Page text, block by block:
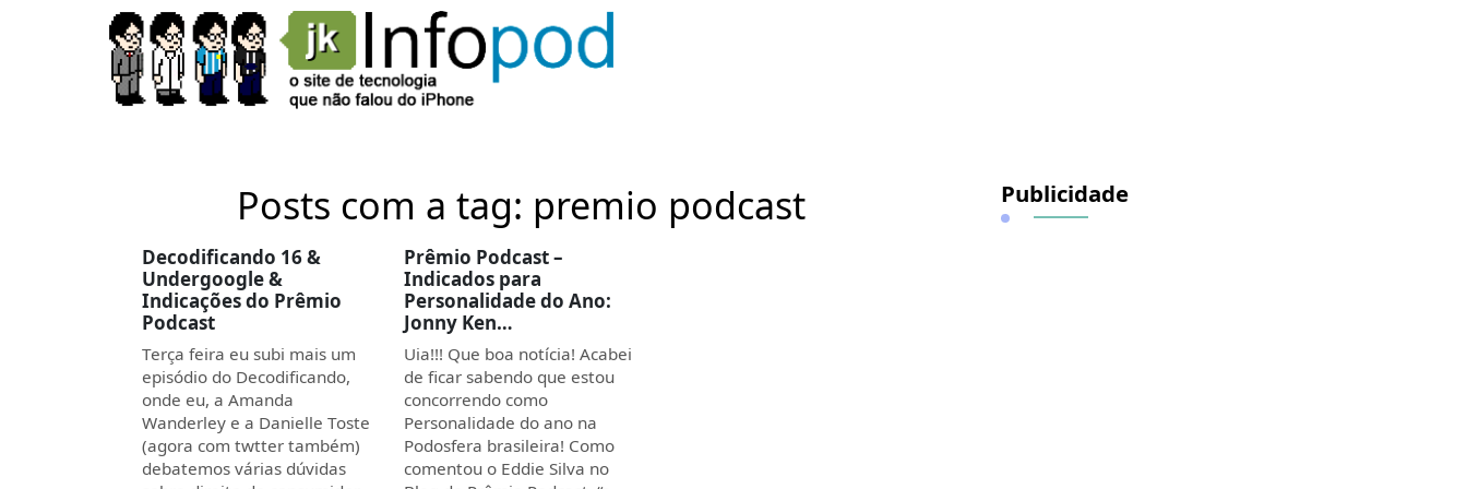
Posts com a tag: premio podcast
Decodificando 16 &
Undergoogle &
Indicações do Prêmio
Podcast
Terça feira eu subi mais um
episódio do Decodificando,
onde eu, a Amanda
Wanderley e a Danielle Toste
(agora com twtter também)
debatemos várias dúvidas
Prêmio Podcast –
Indicados para
Personalidade do Ano:
Jonny Ken…
Uia!!! Que boa notícia! Acabei
de ficar sabendo que estou
concorrendo como
Personalidade do ano na
Podosfera brasileira! Como
comentou o Eddie Silva no
Publicidade